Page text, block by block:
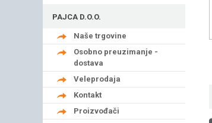
PAJCA D.O.O.
Naše trgovine
Osobno preuzimanje -
dostava
Veleprodaja
Kontakt
Proizvođači